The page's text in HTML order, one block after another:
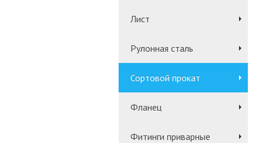
Лист
Рулонная сталь
Сортовой прокат
Фланец
Фитинги приварные